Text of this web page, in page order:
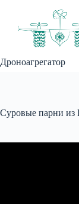
Дроноагрегатор
Суровые парни из